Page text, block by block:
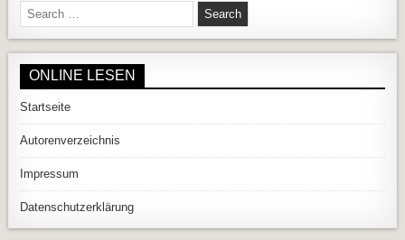
Search for:
ONLINE LESEN
Startseite
Autorenverzeichnis
Impressum
Datenschutzerklärung